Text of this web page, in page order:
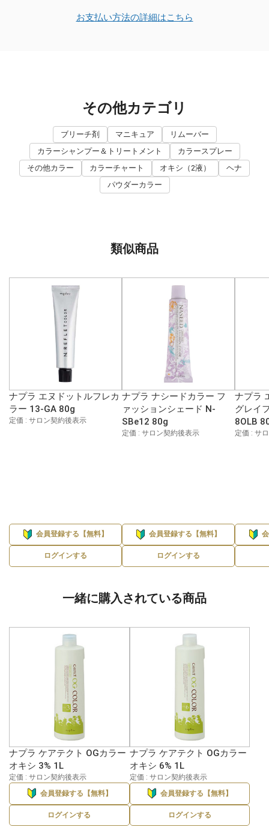
お支払い方法の詳細はこちら
その他カテゴリ
ブリーチ剤 マニキュア
リムーバー
カラーシャンプー＆トリートメント
カラースプレー
その他カラー
カラーチャート オキシ（2液）
ヘナ
パウダーカラー
類似商品
ナプラ エヌドットルフレカ
ラー 13-GA 80g
定価 : サロン契約後表示
会員登録する【無料】
ログインする
ナプラ ナシードカラー フ
ァッションシェード N-
SBe12 80g
定価 : サロン契約後表示
会員登録する【無料】
ログインする
ナプラ
グレイ
8OLB
定価 : サ
一緒に購入されている商品
ナプラ ケアテクト OGカラー
オキシ 3% 1L
定価 : サロン契約後表示
会員登録する【無料】
ログインする
ナプラ ケアテクト OGカラー
オキシ 6% 1L
定価 : サロン契約後表示
会員登録する【無料】
ログインする